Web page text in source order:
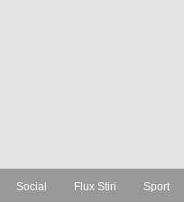
Social Flux Stiri Sport